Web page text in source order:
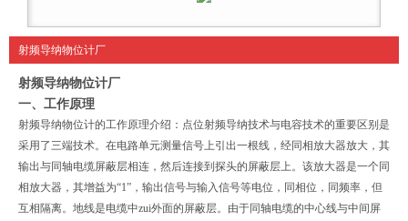
射频导纳物位计厂
射频导纳物位计厂
一、工作原理
射频导纳物位计的工作原理介绍：点位射频导纳技术与电容技术的重要区别是
采用了三端技术。在电路单元测量信号上引出一根线，经同相放大器放大，其
输出与同轴电缆屏蔽层相连，然后连接到探头的屏蔽层上。该放大器是一个同
相放大器，其增益为“1”，输出信号与输入信号等电位，同相位，同频率，但
互相隔离。地线是电缆中zui外面的屏蔽层。由于同轴电缆的中心线与中间屏